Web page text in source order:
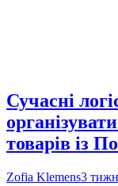
Сучасні
товарів із
Zofia Klemens3